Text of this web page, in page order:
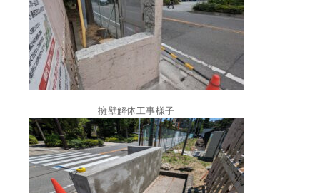
擁壁解体工事様子